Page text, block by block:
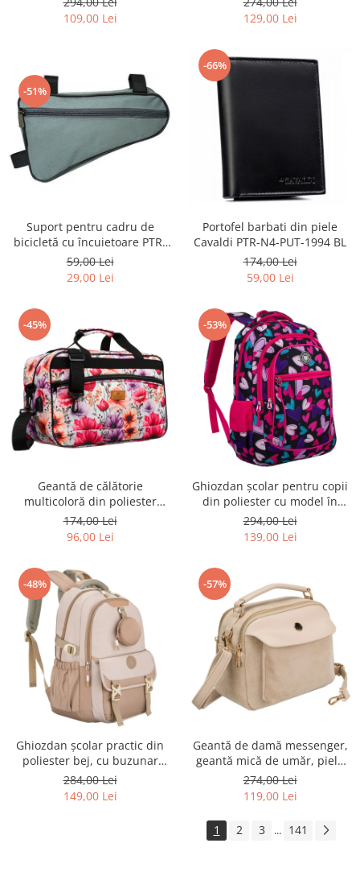
109,00 Lei
PTR-PTN JK6-06-6642
129,00 Lei
-51%
Suport pentru cadru de
bicicletă cu încuietoare PTR-
AR-S-101
59,00 Lei
29,00 Lei
-66%
Portofel barbati din piele
Cavaldi PTR-N4-PUT-1994 BL
174,00 Lei
59,00 Lei
-45%
Geantă de călătorie
multicoloră din poliester
rezistent cu port USB,
acoperită cu un model vegetal
- Rovicky PTR-R-TL15608-8831
174,00 Lei
96,00 Lei
-53%
Ghiozdan școlar pentru copii
din poliester cu model în
formă de inimă - Peterson
PTR-PTN BIEDRONKA G54
294,00 Lei
139,00 Lei
-48%
Ghiozdan școlar practic din
poliester bej, cu buzunar
suplimentar și spațiu pentru
o sticlă de apă - Peterson PTR-
PTN 8610-1341 BEIGE
284,00 Lei
149,00 Lei
-57%
Geantă de damă messenger,
geantă mică de umăr, piele
ecologică, geantă bej cu
fermoar la modă - Peterson
PTR-PTN MX02-P-7717-D.BE
274,00 Lei
119,00 Lei
1 2 3 ... 141